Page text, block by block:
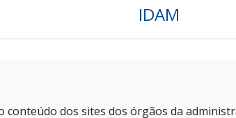
IDAM
conteúdo dos sites dos órgãos da